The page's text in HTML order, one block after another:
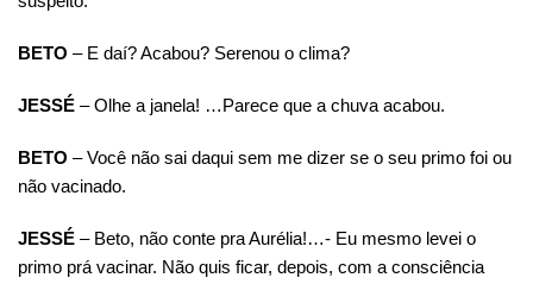
BETO – E daí? Acabou? Serenou o clima?
JESSÉ – Olhe a janela! …Parece que a chuva acabou.
BETO – Você não sai daqui sem me dizer se o seu primo foi ou
não vacinado.
JESSÉ – Beto, não conte pra Aurélia!…- Eu mesmo levei o
primo prá vacinar. Não quis ficar, depois, com a consciência